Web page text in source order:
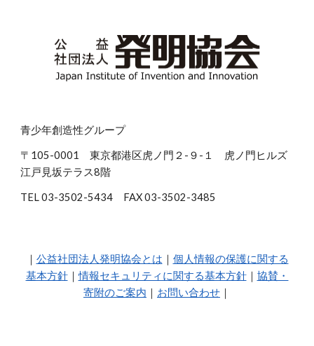
青少年創造性グループ
〒105-0001 東京都港区虎ノ門２-９-１ 虎ノ門ヒルズ
江戸見坂テラス8階
TEL 03-3502-5434 FAX 03-3502-3485
｜ 公益社団法人発明協会とは ｜ 個人情報の保護に関する
基本方針｜情報セキュリティに関する基本方針｜ 協賛・
寄附のご案内 ｜ お問い合わせ ｜